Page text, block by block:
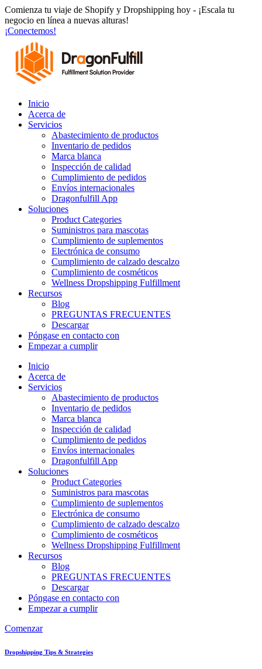
Ir
al
contenido
Comienza tu viaje de Shopify y Dropshipping hoy - ¡Escala tu
negocio en línea a nuevas alturas!
¡Conectemos!
Inicio
Acerca de
Servicios
Abastecimiento de productos
Inventario de pedidos
Marca blanca
Inspección de calidad
Cumplimiento de pedidos
Envíos internacionales
Dragonfulfill App
Soluciones
Product Categories
Suministros para mascotas
Cumplimiento de suplementos
Electrónica de consumo
Cumplimiento de calzado descalzo
Cumplimiento de cosméticos
Wellness Dropshipping Fulfillment
Recursos
Blog
PREGUNTAS FRECUENTES
Descargar
Póngase en contacto con
Empezar a cumplir
Inicio
Acerca de
Servicios
Abastecimiento de productos
Inventario de pedidos
Marca blanca
Inspección de calidad
Cumplimiento de pedidos
Envíos internacionales
Dragonfulfill App
Soluciones
Product Categories
Suministros para mascotas
Cumplimiento de suplementos
Electrónica de consumo
Cumplimiento de calzado descalzo
Cumplimiento de cosméticos
Wellness Dropshipping Fulfillment
Recursos
Blog
PREGUNTAS FRECUENTES
Descargar
Póngase en contacto con
Empezar a cumplir
Comenzar
Dropshipping Tips & Strategies